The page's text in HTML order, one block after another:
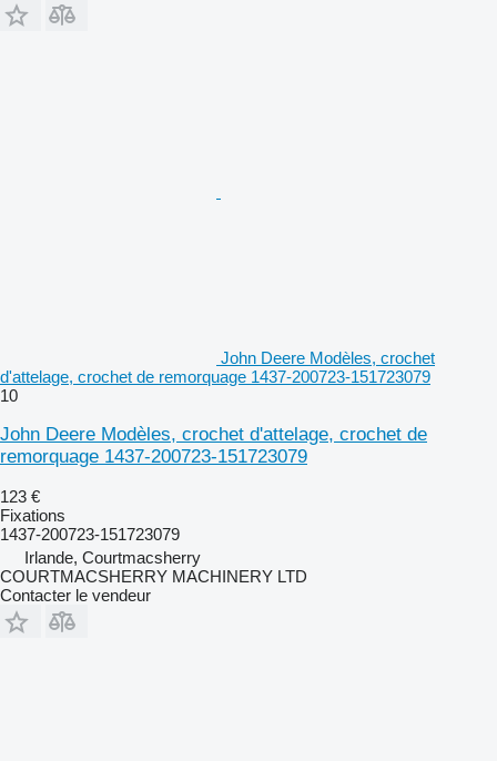
John Deere Modèles, crochet
d'attelage, crochet de remorquage 1437-200723-151723079
10
John Deere Modèles, crochet d'attelage, crochet de
remorquage 1437-200723-151723079
123 €
Fixations
1437-200723-151723079
Irlande, Courtmacsherry
COURTMACSHERRY MACHINERY LTD
Contacter le vendeur